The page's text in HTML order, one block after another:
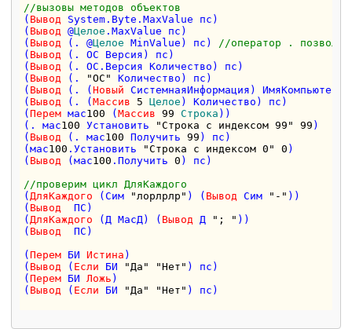
//вызовы методов объектов
( Вывод System.Byte.MaxValue пс)
( Вывод @Целое .MaxValue пс)
( Вывод (. @Целое MinValue) пс)
//оператор .
( Вывод (. ОС Версия) пс)
( Вывод (. ОС.Версия Количество) пс)
( Вывод (. "ОС"
Количество) пс)
( Вывод (. (Новый СистемнаяИнформация)
( Вывод (. (Массив 5 Целое ) Количество) пс)
(Перем мас100 (Массив 99 Строка ))
(. мас100 Установить "Строка с индексом 99" 99 )
( Вывод (. мас100 Получить 99 ) пс)
(мас100 .Установить "Строка с индексом 0" 0 )
( Вывод (мас100 .Получить 0 ) пс)
//проверим цикл ДляКаждого
( ДляКаждого (Сим "лорлрлр" ) ( Вывод Сим "-" ))
( Вывод
  ПС)
( ДляКаждого (Д МасД) ( Вывод Д "; " ))
( Вывод
  ПС)
(Перем БИ Истина )
( Вывод ( Если БИ "Да" "Нет" ) пс)
(Перем БИ Ложь )
( Вывод ( Если БИ "Да" "Нет" ) пс)